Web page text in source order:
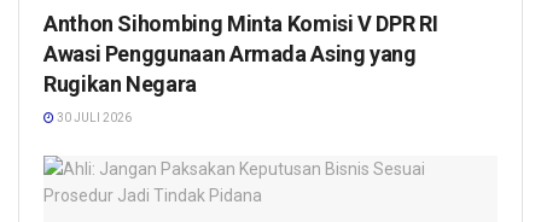
Anthon Sihombing Minta Komisi V DPR RI
Awasi Penggunaan Armada Asing yang
Rugikan Negara
30 JULI 2026